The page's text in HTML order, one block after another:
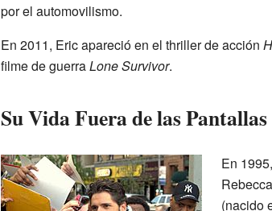
por el automovilismo.
En 2011, Eric apareció en el thriller de acción
filme de guerraLone Survivor.
Su Vida Fuera de las Pantallas
En
(nacido